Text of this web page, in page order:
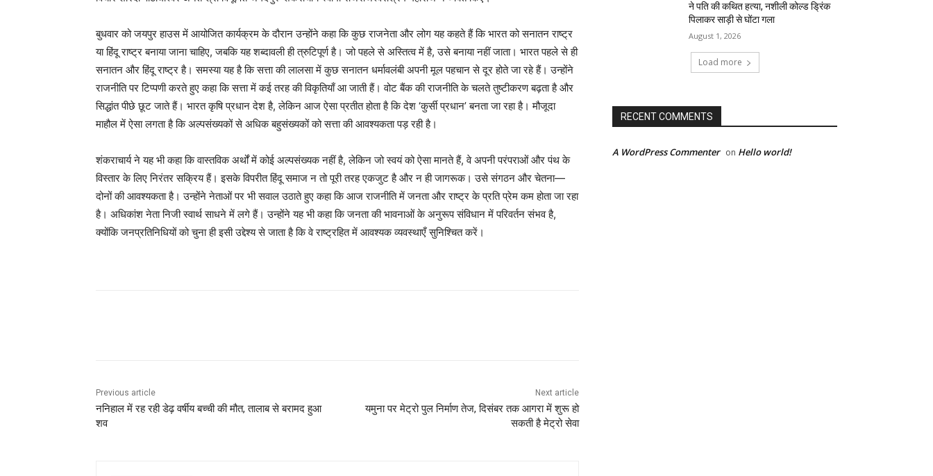
बुधवार को जयपुर हाउस में आयोजित कार्यक्रम के दौरान उन्होंने कहा कि कुछ राजनेता और लोग यह कहते हैं कि भारत को सनातन राष्ट्र
या हिंदू राष्ट्र बनाया जाना चाहिए, जबकि यह शब्दावली ही त्रुटिपूर्ण है। जो पहले से अस्तित्व में है, उसे बनाया नहीं जाता। भारत पहले से ही
सनातन और हिंदू राष्ट्र है। समस्या यह है कि सत्ता की लालसा में कुछ सनातन धर्मावलंबी अपनी मूल पहचान से दूर होते जा रहे हैं। उन्होंने
राजनीति पर टिप्पणी करते हुए कहा कि सत्ता में कई तरह की विकृतियाँ आ जाती हैं। वोट बैंक की राजनीति के चलते तुष्टीकरण बढ़ता है और
सिद्धांत पीछे छूट जाते हैं। भारत कृषि प्रधान देश है, लेकिन आज ऐसा प्रतीत होता है कि देश ‘कुर्सी प्रधान’ बनता जा रहा है। मौजूदा
माहौल में ऐसा लगता है कि अल्पसंख्यकों से अधिक बहुसंख्यकों को सत्ता की आवश्यकता पड़ रही है।
शंकराचार्य ने यह भी कहा कि वास्तविक अर्थों में कोई अल्पसंख्यक नहीं है, लेकिन जो स्वयं को ऐसा मानते हैं, वे अपनी परंपराओं और पंथ के
विस्तार के लिए निरंतर सक्रिय हैं। इसके विपरीत हिंदू समाज न तो पूरी तरह एकजुट है और न ही जागरूक। उसे संगठन और चेतना—
दोनों की आवश्यकता है। उन्होंने नेताओं पर भी सवाल उठाते हुए कहा कि आज राजनीति में जनता और राष्ट्र के प्रति प्रेम कम होता जा रहा
है। अधिकांश नेता निजी स्वार्थ साधने में लगे हैं। उन्होंने यह भी कहा कि जनता की भावनाओं के अनुरूप संविधान में परिवर्तन संभव है,
क्योंकि जनप्रतिनिधियों को चुना ही इसी उद्देश्य से जाता है कि वे राष्ट्रहित में आवश्यक व्यवस्थाएँ सुनिश्चित करें।
Previous article
ननिहाल में रह रही डेढ़ वर्षीय बच्ची की मौत, तालाब से बरामद हुआ
शव
Next article
यमुना पर मेट्रो पुल निर्माण तेज, दिसंबर तक आगरा में शुरू हो
सकती है मेट्रो सेवा
ने पति की कथित हत्या, नशीली कोल्ड ड्रिंक
पिलाकर साड़ी से घोंटा गला
August 1, 2026
Load more
RECENT COMMENTS
A WordPress Commenter on Hello world!